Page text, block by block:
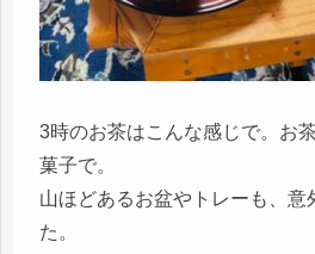
3時のお茶はこんな感じで。お
菓子で。
山ほどあるお盆やトレーも、意
た。